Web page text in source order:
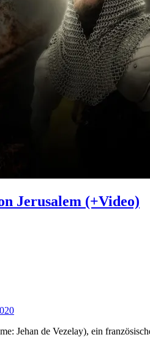
Jerusalem (+Video)
Jehan de Vezelay), ein